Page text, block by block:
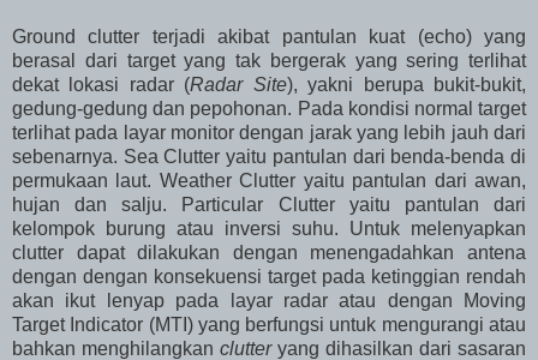
Ground clutter terjadi akibat pantulan kuat (echo) yang
berasal dari target yang tak bergerak yang sering terlihat
dekat lokasi radar (Radar Site), yakni berupa bukit-bukit,
gedung-gedung dan pepohonan. Pada kondisi normal target
terlihat pada layar monitor dengan jarak yang lebih jauh dari
sebenarnya. Sea Clutter yaitu pantulan dari benda-benda di
permukaan laut. Weather Clutter yaitu pantulan dari awan,
hujan dan salju. Particular Clutter yaitu pantulan dari
kelompok burung atau inversi suhu. Untuk melenyapkan
clutter dapat dilakukan dengan menengadahkan antena
dengan dengan konsekuensi target pada ketinggian rendah
akan ikut lenyap pada layar radar atau dengan Moving
Target Indicator (MTI) yang berfungsi untuk mengurangi atau
bahkan menghilangkan clutteryang dihasilkan dari sasaran